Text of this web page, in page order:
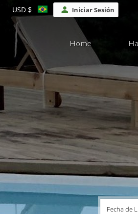
USD $ Iniciar Sesión
Home
Fecha de